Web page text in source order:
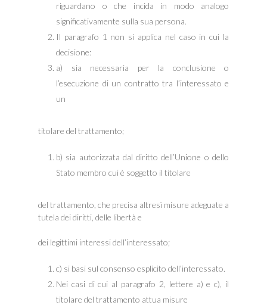
riguardano o che incida in modo analogo
significativamente sulla sua persona.
Il paragrafo 1 non si applica nel caso in cui la
decisione:
a) sia necessaria per la conclusione o
l’esecuzione di un contratto tra l’interessato e
un
titolare del trattamento;
b) sia autorizzata dal diritto dell’Unione o dello
Stato membro cui è soggetto il titolare
del trattamento, che precisa altresì misure adeguate a
tutela dei diritti, delle libertà e
dei legittimi interessi dell’interessato;
c) si basi sul consenso esplicito dell’interessato.
Nei casi di cui al paragrafo 2, lettere a) e c), il
titolare del trattamento attua misure